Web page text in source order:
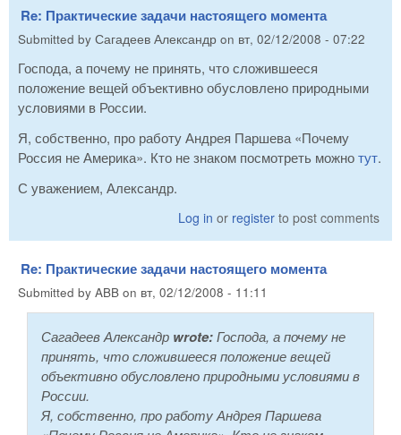
Re: Практические задачи настоящего момента
Submitted by Сагадеев Александр on вт, 02/12/2008 - 07:22
Господа, а почему не принять, что сложившееся
положение вещей объективно обусловлено природными
условиями в России.
Я, собственно, про работу Андрея Паршева «Почему
Россия не Америка». Кто не знаком посмотреть можнотут.
С уважением, Александр.
Log in or register to post comments
Re: Практические задачи настоящего момента
Submitted by ABB on вт, 02/12/2008 - 11:11
Сагадеев Александр wrote:Господа, а почему не
принять, что сложившееся положение вещей
объективно обусловлено природными условиями в
России.
Я, собственно, про работу Андрея Паршева